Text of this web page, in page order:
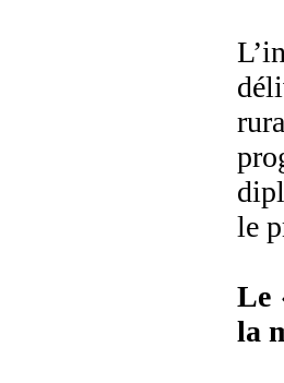
le
Le
la